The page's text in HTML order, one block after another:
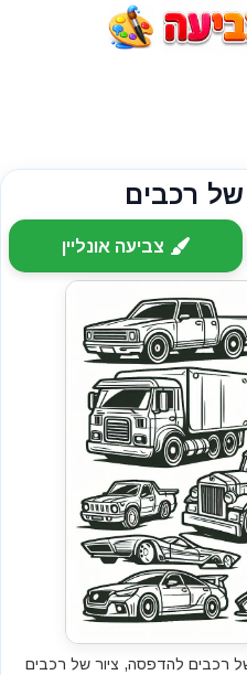
רכבים
צביעה אונליין
רכבים להדפסה, ציור של רכבים